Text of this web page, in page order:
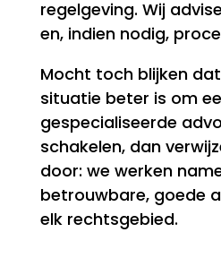
regelgeving. Wij
en, indien nodig,
Mocht toch blijken
situatie beter is om
gespecialiseerde
schakelen, dan
door: we werken
betrouwbare, goede
elk rechtsgebied.